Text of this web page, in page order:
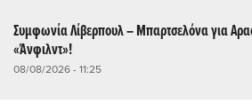
Συμφωνία Λίβερπουλ – Μπαρτσελόνα για
«Άνφιλντ»!
08/08/2026 - 11:25